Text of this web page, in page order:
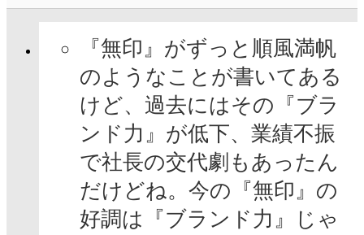
『無印』がずっと順風満帆
のようなことが書いてある
けど、過去にはその『ブラ
ンド力』が低下、業績不振
で社長の交代劇もあったん
だけどね。今の『無印』の
好調は『ブランド力』じゃ